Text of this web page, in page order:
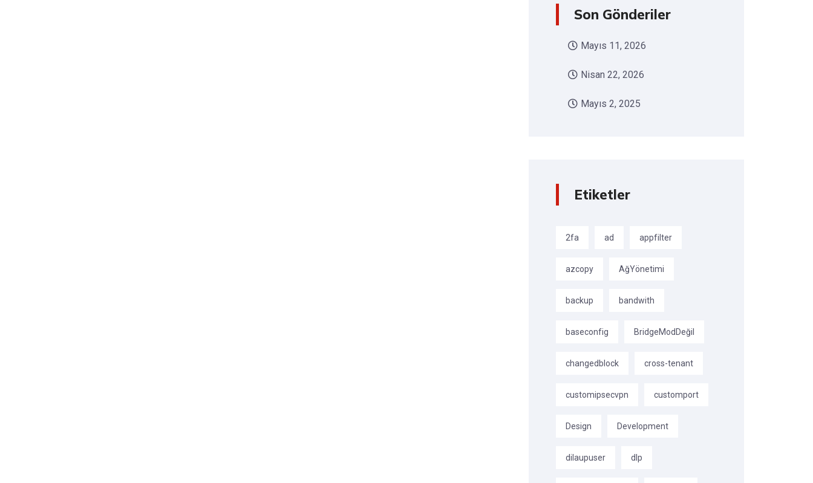
Son Gönderiler
Mayıs 11, 2026
Nisan 22, 2026
Mayıs 2, 2025
Etiketler
2fa ad appfilter
azcopy AğYönetimi
backup bandwith
baseconfig BridgeModDeğil
changedblock cross-tenant
customipsecvpn customport
Design Development
dilaupuser dlp